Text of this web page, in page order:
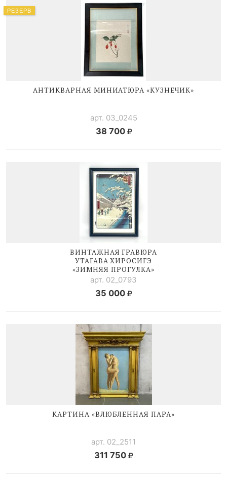
АНТИКВАРНАЯ МИНИАТЮРА «КУЗНЕЧИК»
арт. 03_0245
38 700
РЕЗЕРВ
ВИНТАЖНАЯ ГРАВЮРА
УТАГАВА ХИРОСИГЭ
«ЗИМНЯЯ ПРОГУЛКА»
арт. 02_0793
35 000
КАРТИНА «ВЛЮБЛЕННАЯ ПАРА»
арт. 02_2511
311 750